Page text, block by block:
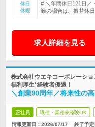
休日
休暇
# ＼年間休日121日／
勤の場合は、振替休
求人詳細を見る
株式会社ウエキコーポレーシ
福利厚生*経験者優遇！
＼創業90周年／将来性の
正社員 職種・業種未経験OK
情報更新日：2026/07/17 終了予定